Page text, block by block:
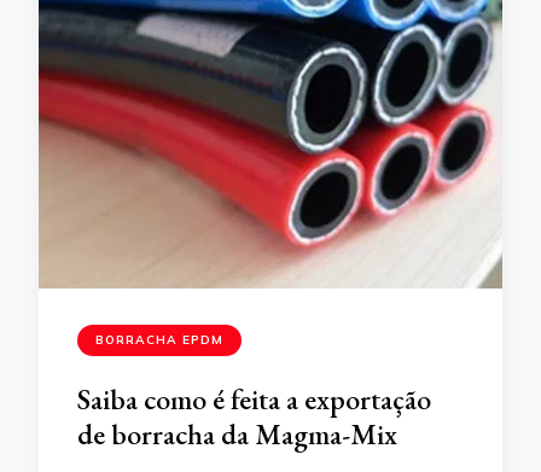
BORRACHA EPDM
Saiba como é feita a exportação
de borracha da Magma-Mix